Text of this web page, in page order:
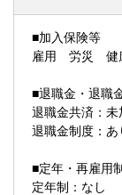
■加入保険等
雇用 労災 健
■退職金・退職
退職金共済：未
退職金制度：
■定年・再雇用
定年制：なし